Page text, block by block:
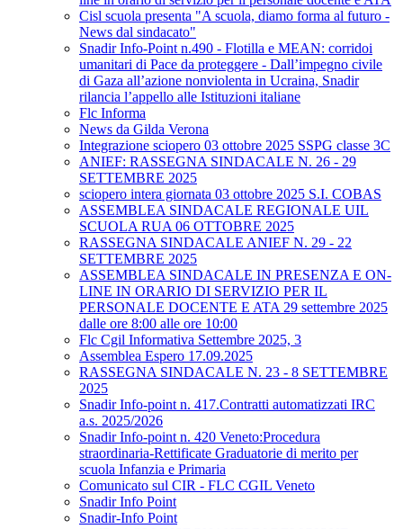
Cisl scuola presenta "A scuola, diamo forma al futuro -
News dal sindacato"
Snadir Info-Point n.490 - Flotilla e MEAN: corridoi
umanitari di Pace da proteggere - Dall’impegno civile
di Gaza all’azione nonviolenta in Ucraina, Snadir
rilancia l’appello alle Istituzioni italiane
Flc Informa
News da Gilda Verona
Integrazione sciopero 03 ottobre 2025 SSPG classe 3C
ANIEF: RASSEGNA SINDACALE N. 26 - 29
SETTEMBRE 2025
sciopero intera giornata 03 ottobre 2025 S.I. COBAS
ASSEMBLEA SINDACALE REGIONALE UIL
SCUOLA RUA 06 OTTOBRE 2025
RASSEGNA SINDACALE ANIEF N. 29 - 22
SETTEMBRE 2025
ASSEMBLEA SINDACALE IN PRESENZA E ON-
LINE IN ORARIO DI SERVIZIO PER IL
PERSONALE DOCENTE E ATA 29 settembre 2025
dalle ore 8:00 alle ore 10:00
Flc Cgil Informativa Settembre 2025, 3
Assemblea Espero 17.09.2025
RASSEGNA SINDACALE N. 23 - 8 SETTEMBRE
2025
Snadir Info-point n. 417.Contratti automatizzati IRC
a.s. 2025/2026
Snadir Info-point n. 420 Veneto:Procedura
straordinaria-Rettificate Graduatorie di merito per
scuola Infanzia e Primaria
Comunicato sul CIR - FLC CGIL Veneto
Snadir Info Point
Snadir-Info Point